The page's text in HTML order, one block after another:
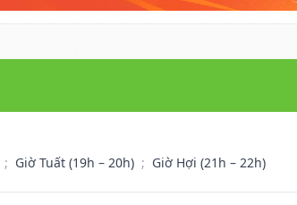
; Giờ Tuất (19h – 20h) ; Giờ Hợi (21h – 22h)